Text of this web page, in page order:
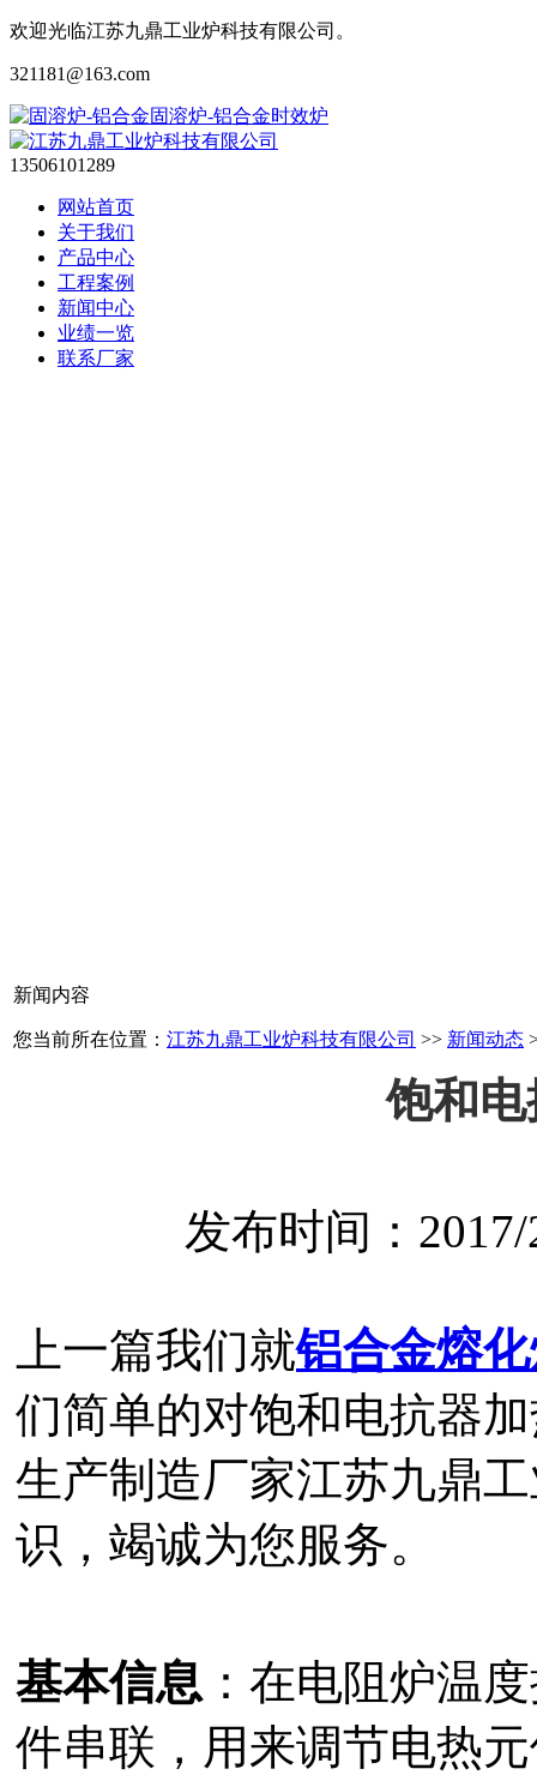
欢迎光临江苏九鼎工业炉科技有限公司。
321181@163.com
13506101289
网站首页
关于我们
产品中心
工程案例
新闻中心
业绩一览
联系厂家
新闻内容
您当前所在位置： 江苏九鼎工业炉科技有限公司 >> 新闻动态
饱和
发布时间：
上一篇我们就铝合金熔
们简单的对饱和电抗器
生产制造厂家江苏九鼎
识，竭诚为您服务。
基本信息 ：在电阻炉温
件串联，用来调节电热